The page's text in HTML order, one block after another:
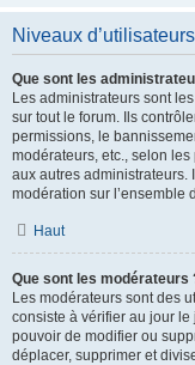
Niveaux
Que sont les
Les administrateurs sont
sur tout le forum. Ils
permissions, le
modérateurs, etc., selon
aux autres administrateurs.
modération sur l’ensemble
Haut
Que sont les modérateurs
Les modérateurs sont des
consiste à vérifier au jour
pouvoir de modifier ou
déplacer, supprimer et